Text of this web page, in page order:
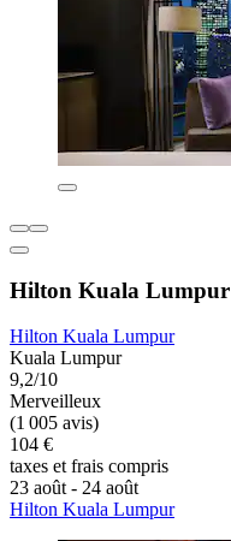
Hilton Kuala Lumpur
Hilton Kuala Lumpur
Kuala Lumpur
9,2/10
Merveilleux
(1 005 avis)
104 €
taxes et frais compris
23 août - 24 août
Hilton Kuala Lumpur